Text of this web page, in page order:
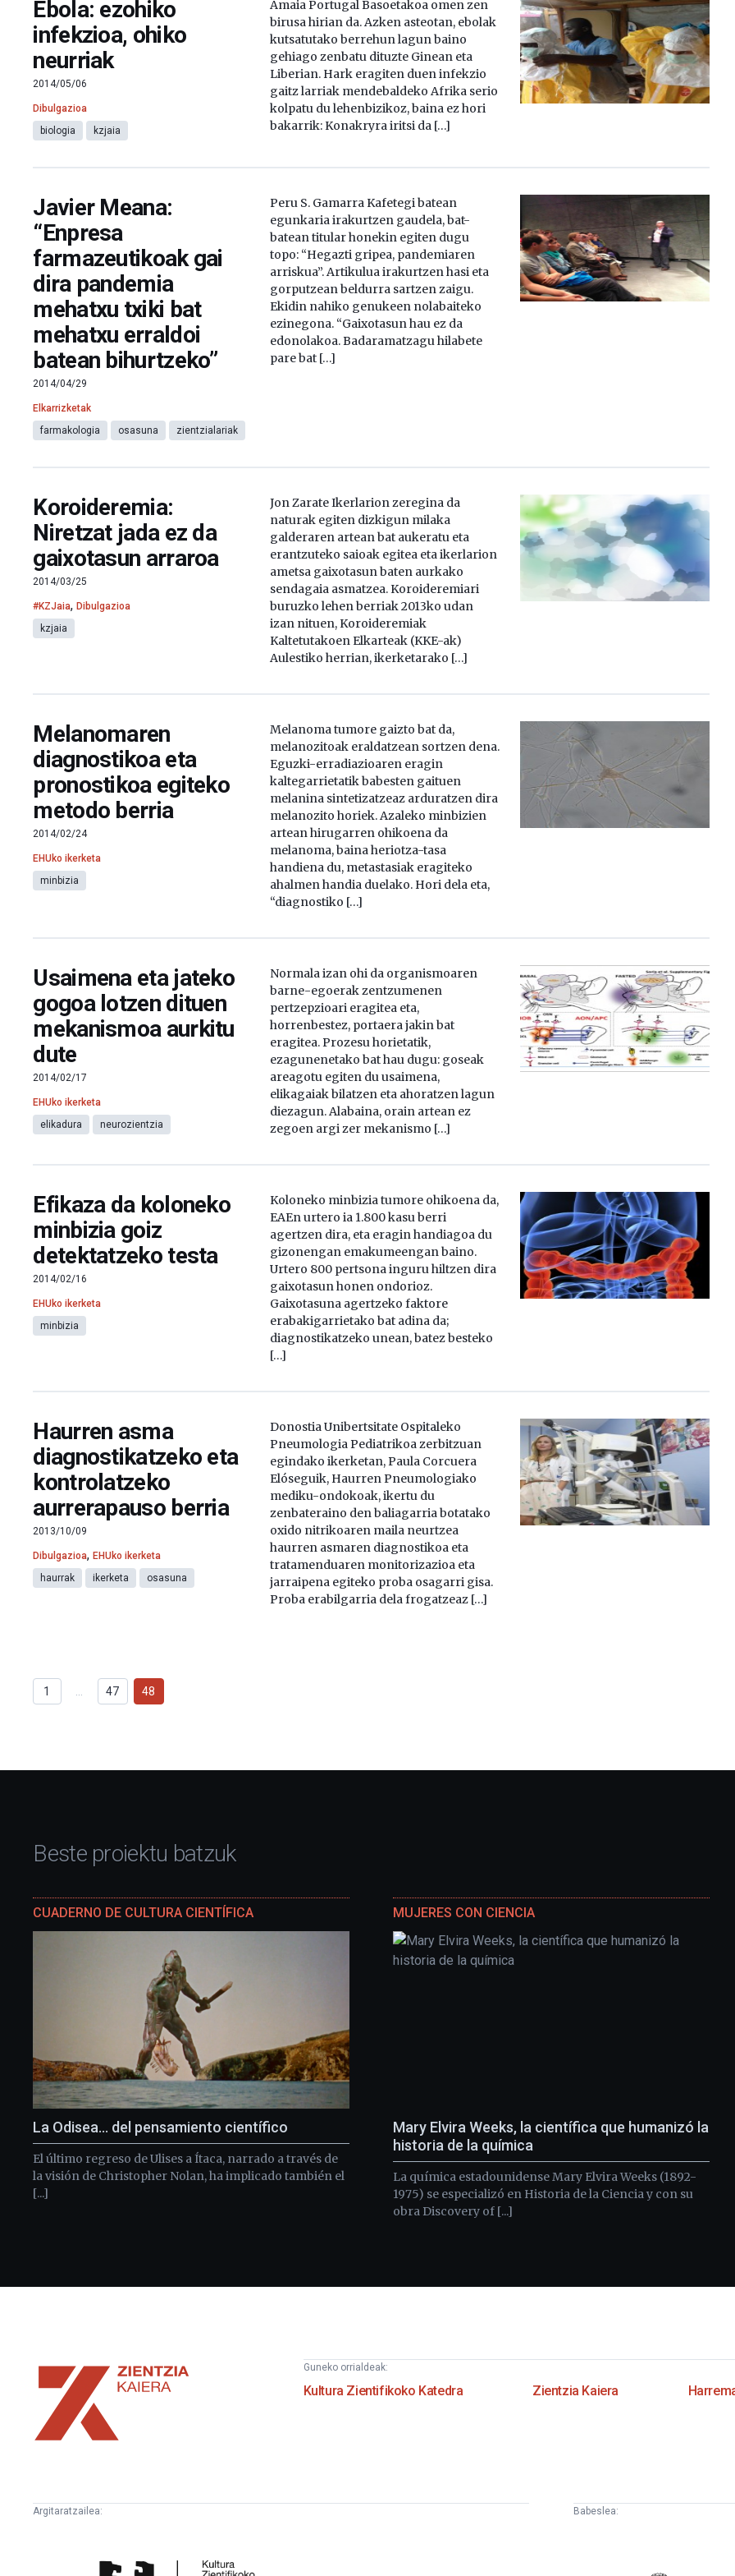
Ebola: ezohiko
infekzioa, ohiko
neurriak
2014/05/06
Dibulgazioa
biologia
kzjaia
Amaia Portugal Basoetakoa omen zen
birusa hirian da. Azken asteotan, ebolak
kutsatutako berrehun lagun baino
gehiago zenbatu dituzte Ginean eta
Liberian. Hark eragiten duen infekzio
gaitz larriak mendebaldeko Afrika serio
kolpatu du lehenbizikoz, baina ez hori
bakarrik: Konakryra iritsi da […]
Javier Meana:
“Enpresa
farmazeutikoak gai
dira pandemia
mehatxu txiki bat
mehatxu erraldoi
batean bihurtzeko”
2014/04/29
Elkarrizketak
farmakologia
osasuna zientzialariak
Peru S. Gamarra Kafetegi batean
egunkaria irakurtzen gaudela, bat-
batean titular honekin egiten dugu
topo: “Hegazti gripea, pandemiaren
arriskua”. Artikulua irakurtzen hasi eta
gorputzean beldurra sartzen zaigu.
Ekidin nahiko genukeen nolabaiteko
ezinegona. “Gaixotasun hau ez da
edonolakoa. Badaramatzagu hilabete
pare bat […]
Koroideremia:
Niretzat jada ez da
gaixotasun arraroa
2014/03/25
#KZJaia,Dibulgazioa
kzjaia
Jon Zarate Ikerlarion zeregina da
naturak egiten dizkigun milaka
galderaren artean bat aukeratu eta
erantzuteko saioak egitea eta ikerlarion
ametsa gaixotasun baten aurkako
sendagaia asmatzea. Koroideremiari
buruzko lehen berriak 2013ko udan
izan nituen, Koroideremiak
Kaltetutakoen Elkarteak (KKE-ak)
Aulestiko herrian, ikerketarako […]
Melanomaren
diagnostikoa eta
pronostikoa egiteko
metodo berria
2014/02/24
EHUko ikerketa
minbizia
Melanoma tumore gaizto bat da,
melanozitoak eraldatzean sortzen dena.
Eguzki-erradiazioaren eragin
kaltegarrietatik babesten gaituen
melanina sintetizatzeaz arduratzen dira
melanozito horiek. Azaleko minbizien
artean hirugarren ohikoena da
melanoma, baina heriotza-tasa
handiena du, metastasiak eragiteko
ahalmen handia duelako. Hori dela eta,
“diagnostiko […]
Usaimena eta jateko
gogoa lotzen dituen
mekanismoa aurkitu
dute
2014/02/17
EHUko ikerketa
elikadura
neurozientzia
Normala izan ohi da organismoaren
barne-egoerak zentzumenen
pertzepzioari eragitea eta,
horrenbestez, portaera jakin bat
eragitea. Prozesu horietatik,
ezagunenetako bat hau dugu: goseak
areagotu egiten du usaimena,
elikagaiak bilatzen eta ahoratzen lagun
diezagun. Alabaina, orain artean ez
zegoen argi zer mekanismo […]
Efikaza da koloneko
minbizia goiz
detektatzeko testa
2014/02/16
EHUko ikerketa
minbizia
Koloneko minbizia tumore ohikoena da,
EAEn urtero ia 1.800 kasu berri
agertzen dira, eta eragin handiagoa du
gizonengan emakumeengan baino.
Urtero 800 pertsona inguru hiltzen dira
gaixotasun honen ondorioz.
Gaixotasuna agertzeko faktore
erabakigarrietako bat adina da;
diagnostikatzeko unean, batez besteko
[…]
Haurren asma
diagnostikatzeko eta
kontrolatzeko
aurrerapauso berria
2013/10/09
Dibulgazioa,EHUko ikerketa
haurrak
ikerketa osasuna
Donostia Unibertsitate Ospitaleko
Pneumologia Pediatrikoa zerbitzuan
egindako ikerketan, Paula Corcuera
Elóseguik, Haurren Pneumologiako
mediku-ondokoak, ikertu du
zenbateraino den baliagarria botatako
oxido nitrikoaren maila neurtzea
haurren asmaren diagnostikoa eta
tratamenduaren monitorizazioa eta
jarraipena egiteko proba osagarri gisa.
Proba erabilgarria dela frogatzeaz […]
1 47 48
Beste proiektu batzuk
CUADERNO DE CULTURA CIENTÍFICA
La Odisea… del pensamiento científico
El último regreso de Ulises a Ítaca, narrado a través de
la visión de Christopher Nolan, ha implicado también el
[...]
MUJERES CON CIENCIA
Mary Elvira Weeks, la científica que humanizó la
historia de la química
La química estadounidense Mary Elvira Weeks (1892-
1975) se especializó en Historia de la Ciencia y con su
obra Discovery of [...]
Zientzia
Kaiera
Guneko orrialdeak:
Kultura Zientifikoko Katedra Zientzia Kaiera
Argitaratzailea: Babeslea: